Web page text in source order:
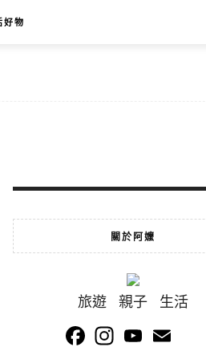
好物
關於阿嬤
旅遊 親子 生活
FacebookInstagramYouTube
Channel